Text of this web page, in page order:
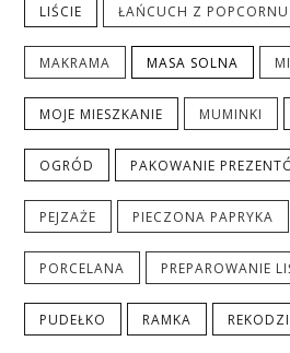
LIŚCIE ŁAŃCUCH Z POPCORNU
MAKRAMA MASA SOLNA
MOJE MIESZKANIE MUMINKI
OGRÓD PAKOWANIE
PEJZAŻE PIECZONA PAPRYKA
PORCELANA PREPAROWANIE
PUDEŁKO RAMKA